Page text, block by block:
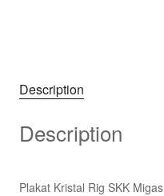
Description
Description
Plakat Kristal Rig SKK Migas